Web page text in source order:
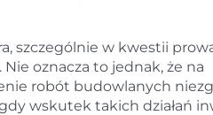
szczególnie w kwestii
oznacza to jednak, że na
robót budowlanych
wskutek takich działań